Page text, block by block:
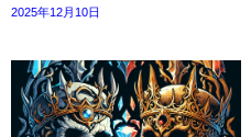
2025年12月10日